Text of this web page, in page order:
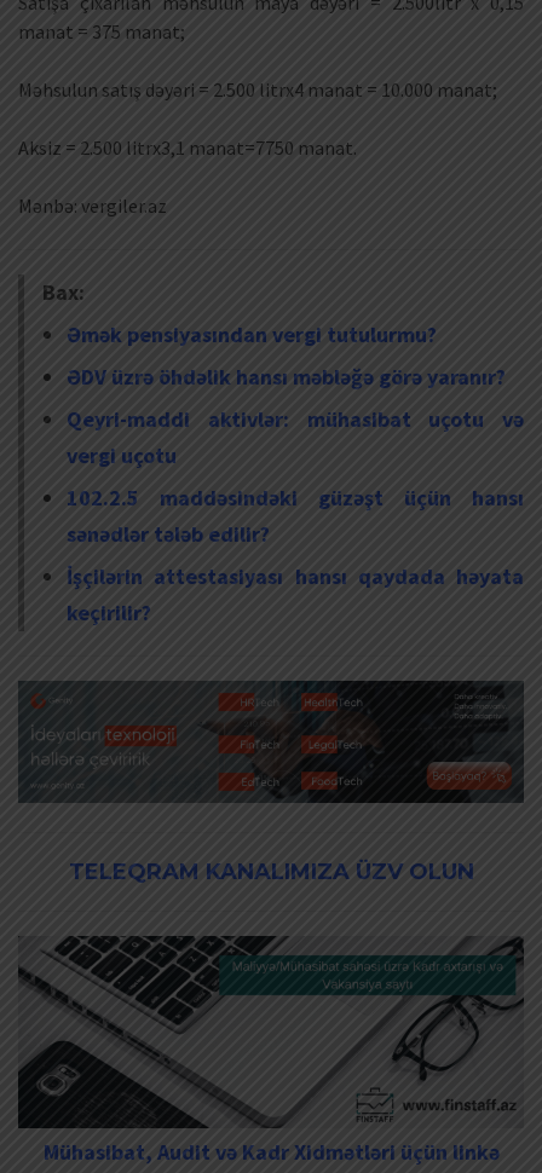
manat = 375 manat;
Məhsulun satış dəyəri = 2.500 litrx4 manat = 10.000 manat;
Aksiz = 2.500 litrx3,1 manat=7750 manat.
Mənbə: vergiler.az
Bax:
Əmək pensiyasından vergi tutulurmu?
ƏDV üzrə öhdəlik hansı məbləğə görə yaranır?
Qeyri-maddi aktivlər: mühasibat uçotu və
vergi uçotu
102.2.5 maddəsindəki güzəşt üçün hansı
sənədlər tələb edilir?
İşçilərin attestasiyası hansı qaydada həyata
keçirilir?
TELEQRAM KANALIMIZA ÜZV OLUN
Mühasibat, Audit və Kadr Xidmətləri üçün linkə